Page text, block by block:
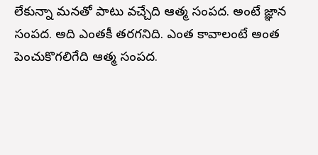
లేకున్నా మనతో పాటు వచ్చేది ఆత్మ సంపద. అంటే జ్ఞాన
సంపద. అది ఎంతకీ తరగనిది. ఎంత కావాలంటే అంత
పెంచుకొగలిగేది ఆత్మ సంపద.